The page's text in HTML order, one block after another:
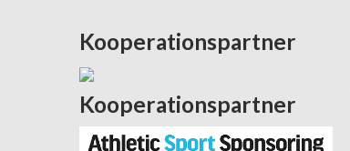
Kooperationspartner
Kooperationspartner